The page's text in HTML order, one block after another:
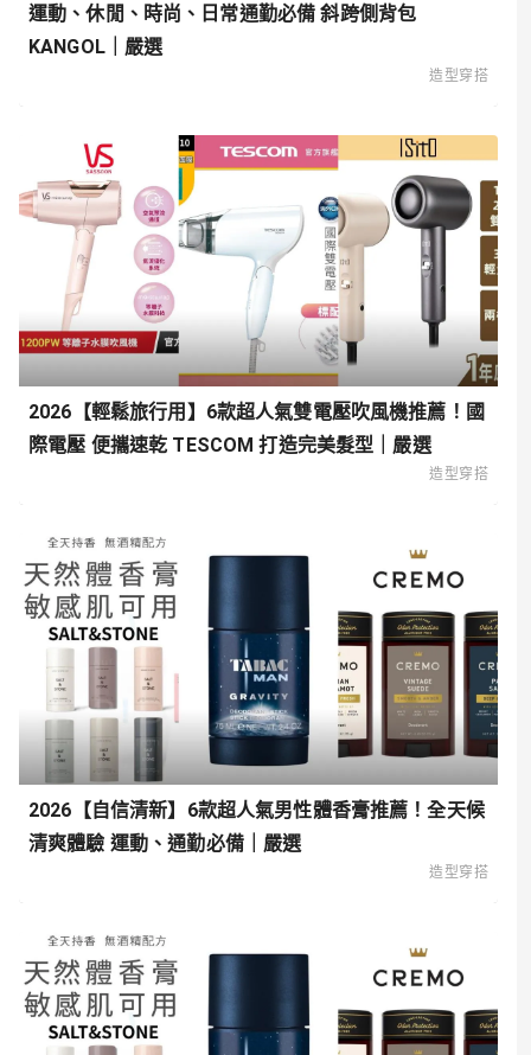
運動、休閒、時尚、日常通勤必備 斜跨側背包
KANGOL｜嚴選
造型穿搭
2026【輕鬆旅行用】6款超人氣雙電壓吹風機推薦！國
際電壓 便攜速乾 TESCOM 打造完美髮型｜嚴選
造型穿搭
2026【自信清新】6款超人氣男性體香膏推薦！全天候
清爽體驗 運動、通勤必備｜嚴選
造型穿搭